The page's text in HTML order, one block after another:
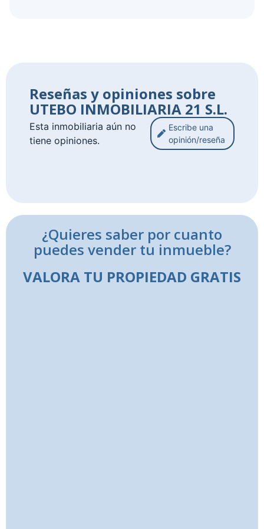
Reseñas y opiniones sobre
UTEBO INMOBILIARIA 21 S.L.
Esta inmobiliaria aún no
tiene opiniones.
Escribe una
opinión/reseña
¿Quieres saber por cuanto
puedes vender tu inmueble?
VALORA TU PROPIEDAD GRATIS